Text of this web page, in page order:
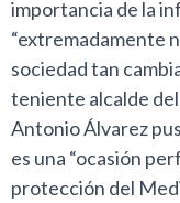
importancia de la
“extremadamente
sociedad tan
teniente alcalde
Antonio Álvarez
es una “ocasión
protección del